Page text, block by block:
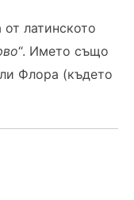
латинското
“. Името също
Флора (където